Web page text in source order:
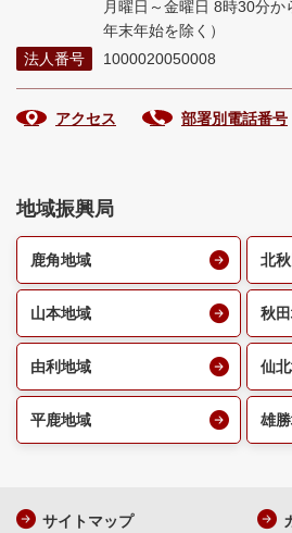
月曜日～金曜日 8時30分
年末年始を除く）
法人番号
1000020050008
アクセス 部署別電話番号
地域振興局
鹿角地域 北
山本地域 秋
由利地域 仙
平鹿地域 雄
サイトマップ